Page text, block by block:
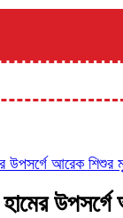
উপসর্গে আরেক
হামের